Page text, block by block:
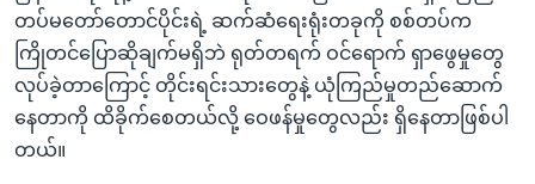
တပ်မတော်တောင်ပိုင်းရဲ့ ဆက်ဆံရေးရုံးတခုကို စစ်တပ်က
ကြိုတင်ပြောဆိုချက်မရှိဘဲ ရုတ်တရက် ဝင်ရောက် ရှာဖွေမှုတွေ
လုပ်ခဲ့တာကြောင့် တိုင်းရင်းသားတွေနဲ့ ယုံကြည်မှုတည်ဆောက်
နေတာကို ထိခိုက်စေတယ်လို့ ဝေဖန်မှုတွေလည်း ရှိနေတာဖြစ်ပါ
တယ်။